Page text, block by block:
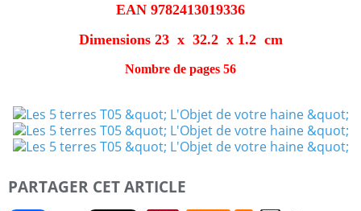
EAN 9782413019336
Dimensions 23 x 32.2 x 1.2 cm
Nombre de pages 56
PARTAGER CET ARTICLE